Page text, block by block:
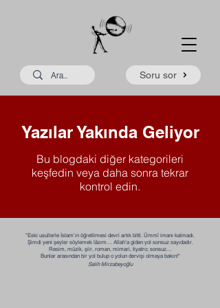
Soru sor
Yazılar Yakında Geliyor
Bu blogdaki diğer kategorileri
keşfedin veya daha sonra tekrar
kontrol edin.
"Eski usullerle İslam’ın öğretilmesi devri artık bitti. Ümmî imanı kalmadı.
Şimdi yeni şeyler söylemek lâzım… Allah’a giden yol sonsuz sayıdadır.
Resim, müzik, şiir, roman, mimari, tiyatro; sonsuz…
Bunlar arasından bir yol bulup o yolun dervişi olmaya bakın!"​​
Salih Mirzabeyoğlu